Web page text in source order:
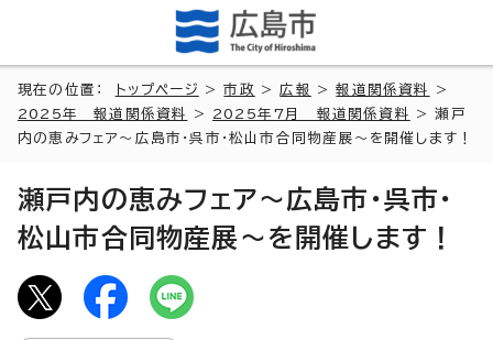
現在の位置： トップページ >市政 >広報 >報道関係資料
>
2025年 報道関係資料
> 2025年7月 報道関係資料
> 瀬戸
内の恵みフェア～広島市・呉市・松山市合同物産展～を開催します！
瀬戸内の恵みフェア～広島市・呉市・
松山市合同物産展～を開催します！